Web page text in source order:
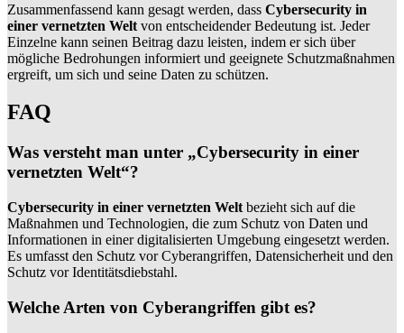
Zusammenfassend kann gesagt werden, dass Cybersecurity in
einer vernetzten Welt von entscheidender Bedeutung ist. Jeder
Einzelne kann seinen Beitrag dazu leisten, indem er sich über
mögliche Bedrohungen informiert und geeignete Schutzmaßnahmen
ergreift, um sich und seine Daten zu schützen.
FAQ
Was versteht man unter „Cybersecurity in einer
vernetzten Welt“?
Cybersecurity in einer vernetzten Welt bezieht sich auf die
Maßnahmen und Technologien, die zum Schutz von Daten und
Informationen in einer digitalisierten Umgebung eingesetzt werden.
Es umfasst den Schutz vor Cyberangriffen, Datensicherheit und den
Schutz vor Identitätsdiebstahl.
Welche Arten von Cyberangriffen gibt es?